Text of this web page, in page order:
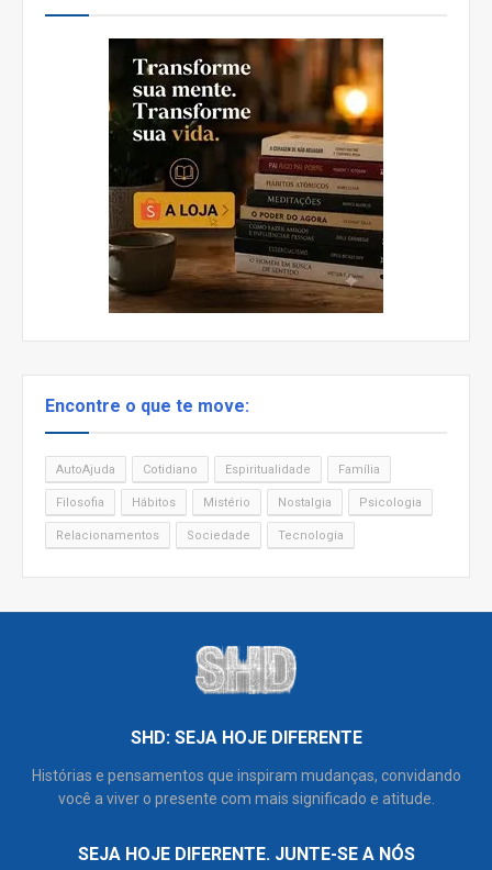
Encontre o que te move:
AutoAjuda Cotidiano Espiritualidade Família
Filosofia Hábitos Mistério Nostalgia Psicologia
Relacionamentos Sociedade Tecnologia
SHD: SEJA HOJE DIFERENTE
Histórias e pensamentos que inspiram mudanças, convidando
você a viver o presente com mais significado e atitude.
SEJA HOJE DIFERENTE. JUNTE-SE A NÓS